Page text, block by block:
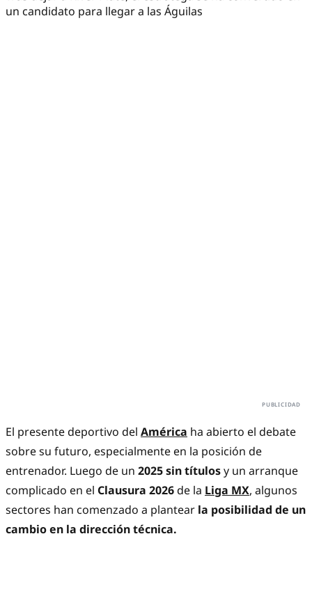
un candidato para llegar a las Águilas
El presente deportivo del América ha abierto el debate
sobre su futuro, especialmente en la posición de
entrenador. Luego de un 2025 sin títulosy un arranque
complicado en el Clausura 2026de la Liga MX, algunos
sectores han comenzado a plantear la posibilidad de un
cambio en la dirección técnica.